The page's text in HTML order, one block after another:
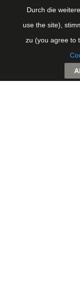
Baltic.One
Technologie,
Baltic.One
Durch die
use the site),
zu (you agree to